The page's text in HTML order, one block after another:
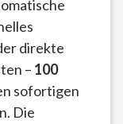
direkte
– 100
sofortigen
Die